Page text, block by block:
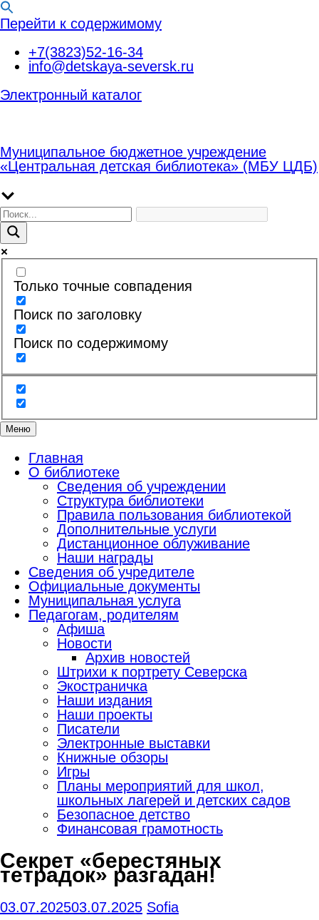
Перейти к содержимому
+7(3823)52-16-34
info@detskaya-seversk.ru
Электронный каталог
Муниципальное бюджетное учреждение
«Центральная детская библиотека» (МБУ ЦДБ)
Только точные совпадения
Поиск по заголовку
Поиск по содержимому
Меню
Главная
О библиотеке
Сведения об учреждении
Структура библиотеки
Правила пользования библиотекой
Дополнительные услуги
Дистанционное облуживание
Наши награды
Сведения об учредителе
Официальные документы
Муниципальная услуга
Педагогам, родителям
Афиша
Новости
Архив новостей
Штрихи к портрету Северска
Экостраничка
Наши издания
Наши проекты
Писатели
Электронные выставки
Книжные обзоры
Игры
Планы мероприятий для школ,
школьных лагерей и детских садов
Безопасное детство
Финансовая грамотность
Секрет «берестяных
тетрадок» разгадан!
03.07.202503.07.2025 Sofia